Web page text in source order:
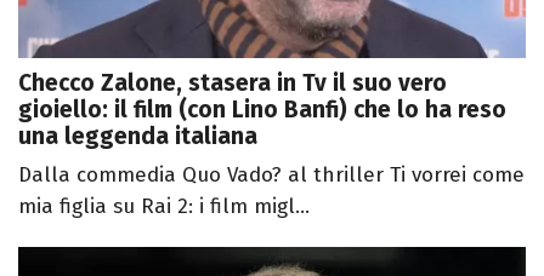
Checco Zalone, stasera in Tv il suo vero
gioiello: il film (con Lino Banfi) che lo ha reso
una leggenda italiana
Dalla commedia Quo Vado? al thriller Ti vorrei come
mia figlia su Rai 2: i film migl...